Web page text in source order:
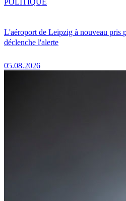
L'aéroport de Leipzig à nouveau pris
déclenche l'alerte
05.08.2026